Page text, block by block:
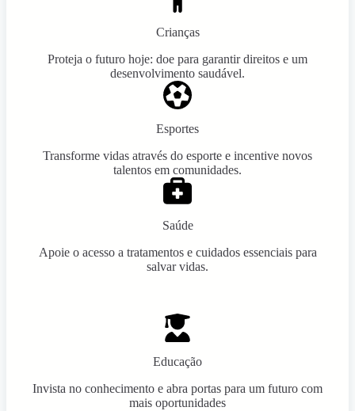
Crianças
Proteja o futuro hoje: doe para garantir direitos e um
desenvolvimento saudável.
Esportes
Transforme vidas através do esporte e incentive novos
talentos em comunidades.
Saúde
Apoie o acesso a tratamentos e cuidados essenciais para
salvar vidas.
Educação
Invista no conhecimento e abra portas para um futuro com
mais oportunidades